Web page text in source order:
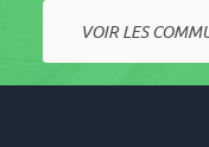
VOIR LES